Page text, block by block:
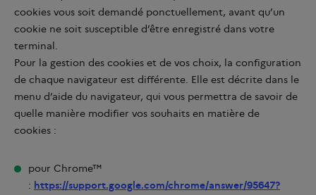
cookies vous soit demandé ponctuellement, avant qu’un
cookie ne soit susceptible d’être enregistré dans votre
terminal.
Pour la gestion des cookies et de vos choix, la configuration
de chaque navigateur est différente. Elle est décrite dans le
menu d’aide du navigateur, qui vous permettra de savoir de
quelle manière modifier vos souhaits en matière de
cookies :
pour Chrome™
: https://support.google.com/chrome/answer/95647?